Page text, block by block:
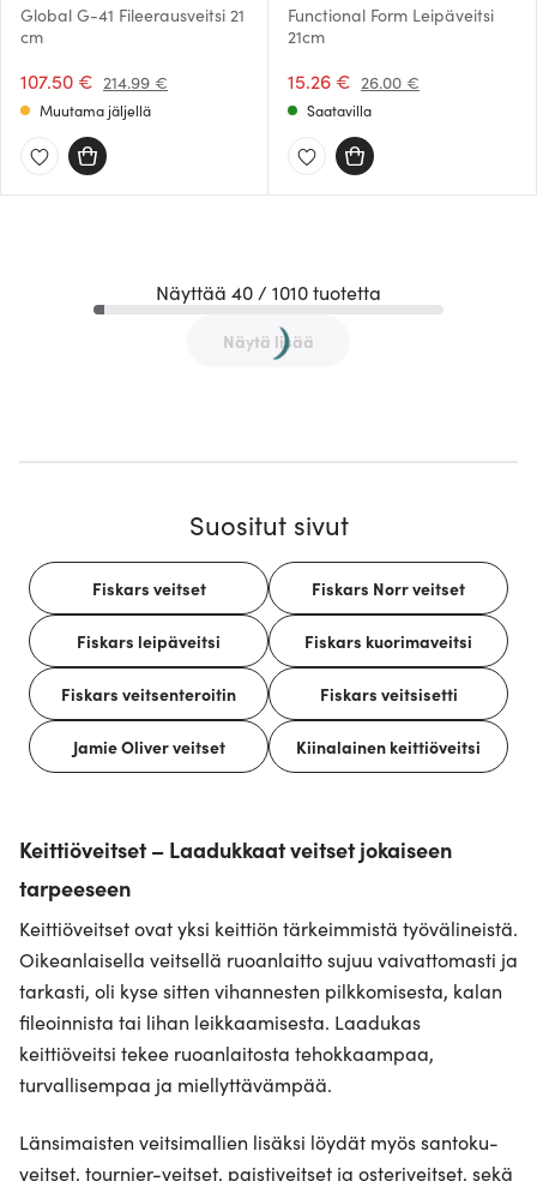
Global G-41 Fileerausveitsi 21
cm
107.50 € 214.99 €
Muutama jäljellä
Functional Form Leipäveitsi
21cm
15.26 € 26.00 €
Saatavilla
Näyttää 40 / 1010 tuotetta
Näytä lisää
Suositut sivut
Fiskars veitset Fiskars Norr veitset
Fiskars leipäveitsi Fiskars kuorimaveitsi
Fiskars veitsenteroitin Fiskars veitsisetti
Jamie Oliver veitset Kiinalainen keittiöveitsi
Keittiöveitset – Laadukkaat veitset jokaiseen
tarpeeseen
Keittiöveitset ovat yksi keittiön tärkeimmistä työvälineistä.
Oikeanlaisella veitsellä ruoanlaitto sujuu vaivattomasti ja
tarkasti, oli kyse sitten vihannesten pilkkomisesta, kalan
fileoinnista tai lihan leikkaamisesta. Laadukas
keittiöveitsi tekee ruoanlaitosta tehokkaampaa,
turvallisempaa ja miellyttävämpää.
Länsimaisten veitsimallien lisäksi löydät myös santoku-
veitset, tournier-veitset, paistiveitset ja osteriveitset, sekä